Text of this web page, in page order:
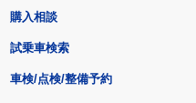
購入相談
試乗車検索
車検/点検/整備予約